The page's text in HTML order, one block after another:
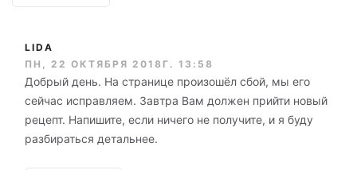
LIDA
ПН, 22 ОКТЯБРЯ 2018Г. 13:58
Добрый день. На странице произошёл сбой, мы его
сейчас исправляем. Завтра Вам должен прийти новый
рецепт. Напишите, если ничего не получите, и я буду
разбираться детальнее.